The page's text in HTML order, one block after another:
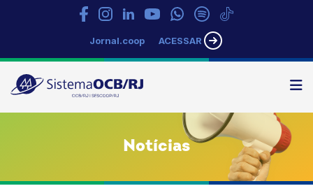
Jornal.coop ACESSAR
Sistema
OCB/RJ
Notícias